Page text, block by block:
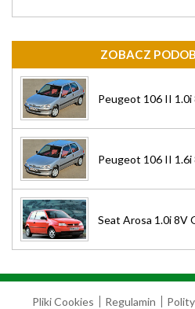
ZOBACZ
Peugeot 106 II
Peugeot 106 II 1.6i
Seat Arosa 1.0i 8V
Pliki Cookies Regulamin